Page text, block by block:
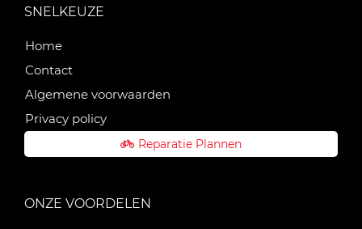
SNELKEUZE
Home
Contact
Algemene voorwaarden
Privacy policy
Reparatie Plannen
ONZE VOORDELEN